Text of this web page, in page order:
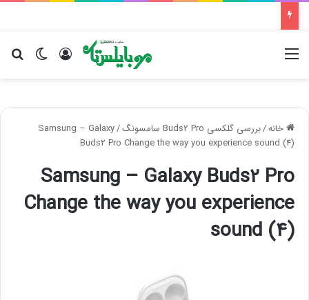
تغییر ورود
خانه/بررسی گلکسی Buds2 Pro سامسونگ /
Samsung – Galaxy
Buds2 Pro Change the way you experience sound (4)
Samsung – Galaxy Buds2 Pro
Change the way you experience
sound (4)